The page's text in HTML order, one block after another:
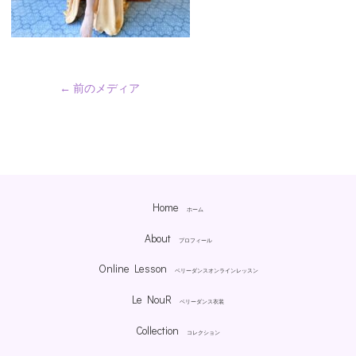
← 前のメディア
Home ホーム
About プロフィール
Online Lesson ベリーダンスオンラインレッスン
Le NouR ベリーダンス衣装
Collection コレクション